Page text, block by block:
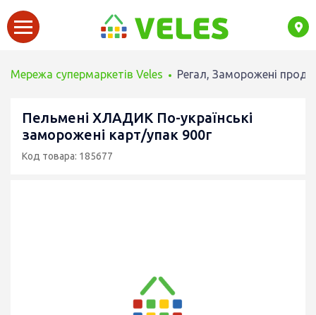
Мережа супермаркетів Veles Регал, Заморожені
Пельмені ХЛАДИК По-українські
заморожені карт/упак 900г
Код товара: 185677